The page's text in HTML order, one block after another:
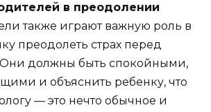
в преодолении
также играют важную роль в
преодолеть страх перед
Они должны быть спокойными,
и объяснить ребенку, что
— это нечто обычное и